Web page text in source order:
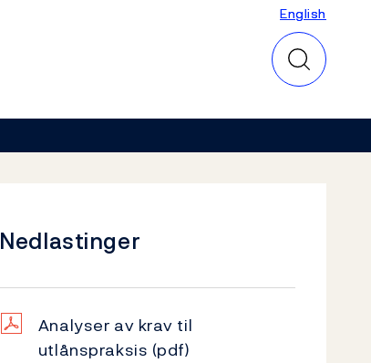
English
English
Nedlastinger
Analyser av krav til
utlånspraksis (pdf)